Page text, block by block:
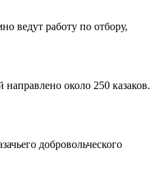
ведут работу по отбору,
около 250 казаков.
добровольческого